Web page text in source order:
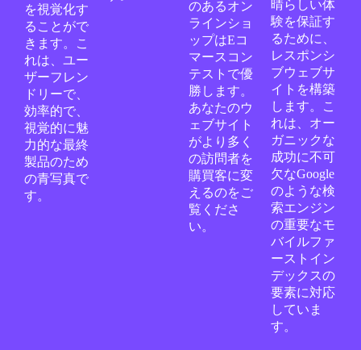
を視覚化す
ることがで
きます。こ
れは、ユー
ザーフレン
ドリーで、
効率的で、
視覚的に魅
力的な最終
製品のため
の青写真で
す。
のあるオン
ラインショ
ップはEコ
マースコン
テストで優
勝します。
あなたのウ
ェブサイト
がより多く
の訪問者を
購買客に変
えるのをご
覧くださ
い。
晴らしい体
験を保証す
るために、
レスポンシ
ブウェブサ
イトを構築
します。こ
れは、オー
ガニックな
成功に不可
欠なGoogle
のような検
索エンジン
の重要なモ
バイルファ
ーストイン
デックスの
要素に対応
していま
す。